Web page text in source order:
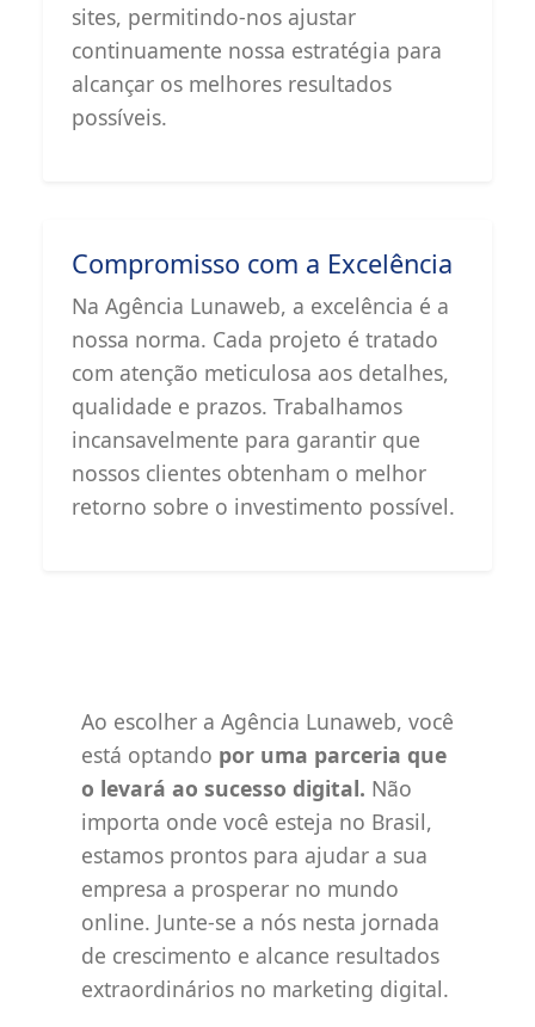
sites, permitindo-nos ajustar
continuamente nossa estratégia para
alcançar os melhores resultados
possíveis.
Compromisso com a Excelência
Na Agência Lunaweb, a excelência é a
nossa norma. Cada projeto é tratado
com atenção meticulosa aos detalhes,
qualidade e prazos. Trabalhamos
incansavelmente para garantir que
nossos clientes obtenham o melhor
retorno sobre o investimento possível.
Ao escolher a Agência Lunaweb, você
está optando por uma parceria que
o levará ao sucesso digital. Não
importa onde você esteja no Brasil,
estamos prontos para ajudar a sua
empresa a prosperar no mundo
online. Junte-se a nós nesta jornada
de crescimento e alcance resultados
extraordinários no marketing digital.